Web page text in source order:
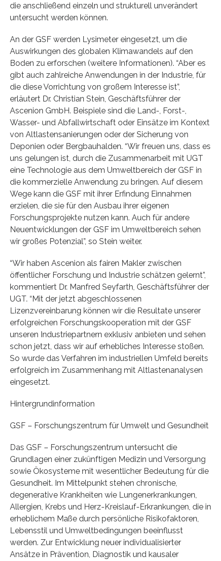
die anschließend einzeln und strukturell unverändert
untersucht werden können.
An der GSF werden Lysimeter eingesetzt, um die
Auswirkungen des globalen Klimawandels auf den
Boden zu erforschen (weitere Informationen). “Aber es
gibt auch zahlreiche Anwendungen in der Industrie, für
die diese Vorrichtung von großem Interesse ist”,
erläutert Dr. Christian Stein, Geschäftsführer der
Ascenion GmbH. Beispiele sind die Land-, Forst-,
Wasser- und Abfallwirtschaft oder Einsätze im Kontext
von Altlastensanierungen oder der Sicherung von
Deponien oder Bergbauhalden. “Wir freuen uns, dass es
uns gelungen ist, durch die Zusammenarbeit mit UGT
eine Technologie aus dem Umweltbereich der GSF in
die kommerzielle Anwendung zu bringen. Auf diesem
Wege kann die GSF mit ihrer Erfindung Einnahmen
erzielen, die sie für den Ausbau ihrer eigenen
Forschungsprojekte nutzen kann. Auch für andere
Neuentwicklungen der GSF im Umweltbereich sehen
wir großes Potenzial”, so Stein weiter.
“Wir haben Ascenion als fairen Makler zwischen
öffentlicher Forschung und Industrie schätzen gelernt”,
kommentiert Dr. Manfred Seyfarth, Geschäftsführer der
UGT. “Mit der jetzt abgeschlossenen
Lizenzvereinbarung können wir die Resultate unserer
erfolgreichen Forschungskooperation mit der GSF
unseren Industriepartnern exklusiv anbieten und sehen
schon jetzt, dass wir auf erhebliches Interesse stoßen.
So wurde das Verfahren im industriellen Umfeld bereits
erfolgreich im Zusammenhang mit Altlastenanalysen
eingesetzt.
Hintergrundinformation
GSF – Forschungszentrum für Umwelt und Gesundheit
Das GSF – Forschungszentrum untersucht die
Grundlagen einer zukünftigen Medizin und Versorgung
sowie Ökosysteme mit wesentlicher Bedeutung für die
Gesundheit. Im Mittelpunkt stehen chronische,
degenerative Krankheiten wie Lungenerkrankungen,
Allergien, Krebs und Herz-Kreislauf-Erkrankungen, die in
erheblichem Maße durch persönliche Risikofaktoren,
Lebensstil und Umweltbedingungen beeinflusst
werden. Zur Entwicklung neuer individualisierter
Ansätze in Prävention, Diagnostik und kausaler